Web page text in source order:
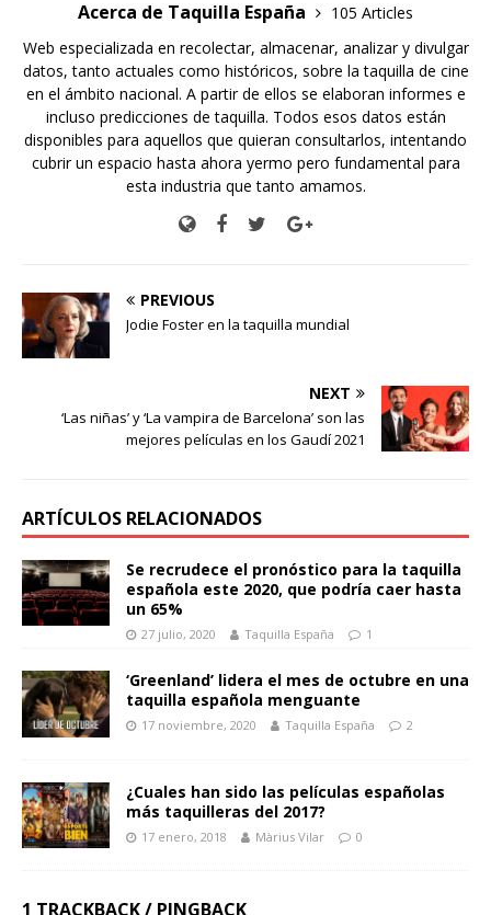
Acerca de Taquilla España
105 Articles
Web especializada en recolectar, almacenar, analizar y divulgar
datos, tanto actuales como históricos, sobre la taquilla de cine
en el ámbito nacional. A partir de ellos se elaboran informes e
incluso predicciones de taquilla. Todos esos datos están
disponibles para aquellos que quieran consultarlos, intentando
cubrir un espacio hasta ahora yermo pero fundamental para
esta industria que tanto amamos.
PREVIOUS
Jodie Foster en la taquilla mundial
NEXT
‘Las niñas’ y ‘La vampira de Barcelona’ son las
mejores películas en los Gaudí 2021
ARTÍCULOS RELACIONADOS
Se recrudece el pronóstico para la taquilla
española este 2020, que podría caer hasta
un 65%
27 julio, 2020 Taquilla España 1
‘Greenland’ lidera el mes de octubre en una
taquilla española menguante
17 noviembre, 2020 Taquilla España 2
¿Cuales han sido las películas españolas
más taquilleras del 2017?
17 enero, 2018 Màrius Vilar 0
1 TRACKBACK / PINGBACK